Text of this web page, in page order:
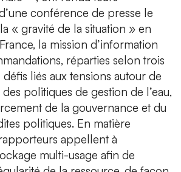
conférence de presse le
« gravité de la situation » en
la mission d’information
réparties selon trois
défis liés aux tensions autour de
des politiques de gestion de l’eau,
de la gouvernance et du
politiques. En matière
appellent à
multi-usage afin de